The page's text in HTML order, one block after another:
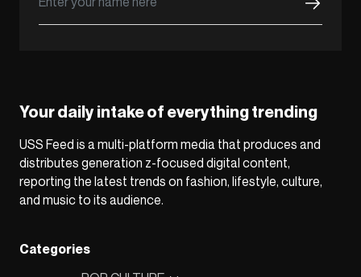
Your daily intake of everything trending
USS Feed is a multi-platform media that produces and
distributes generation z-focused digital content,
reporting the latest trends on fashion, lifestyle, culture,
and music to its audience.
Categories